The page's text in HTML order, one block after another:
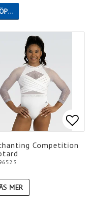
i favoritlistan
i favoritlistan
Competition
MER